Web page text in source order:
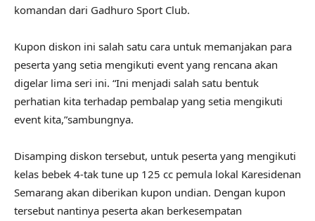
komandan dari Gadhuro Sport Club.
Kupon diskon ini salah satu cara untuk memanjakan para
peserta yang setia mengikuti event yang rencana akan
digelar lima seri ini. “Ini menjadi salah satu bentuk
perhatian kita terhadap pembalap yang setia mengikuti
event kita,”sambungnya.
Disamping diskon tersebut, untuk peserta yang mengikuti
kelas bebek 4-tak tune up 125 cc pemula lokal Karesidenan
Semarang akan diberikan kupon undian. Dengan kupon
tersebut nantinya peserta akan berkesempatan